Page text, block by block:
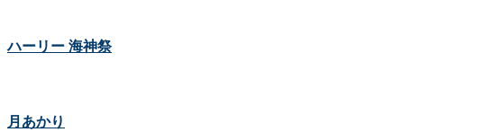
ハーリー 海神祭
月あかり